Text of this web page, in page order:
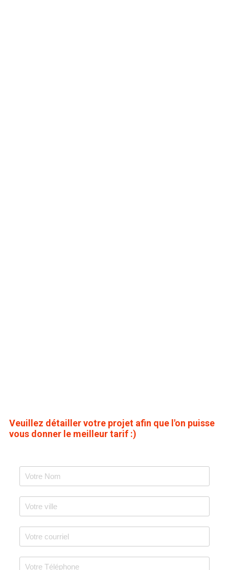
Veuillez détailler votre projet afin que l'on puisse
vous donner le meilleur tarif :)